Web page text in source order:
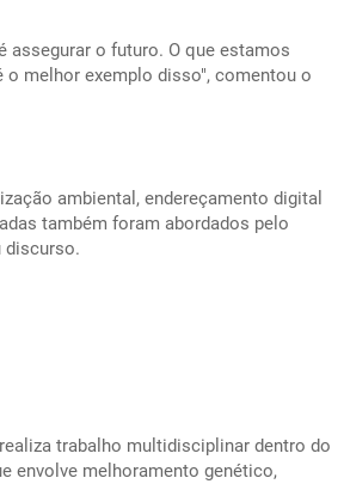
assegurar o futuro. O que estamos
o melhor exemplo disso", comentou o
ambiental, endereçamento digital
também foram abordados pelo
discurso.
trabalho multidisciplinar dentro do
envolve melhoramento genético,